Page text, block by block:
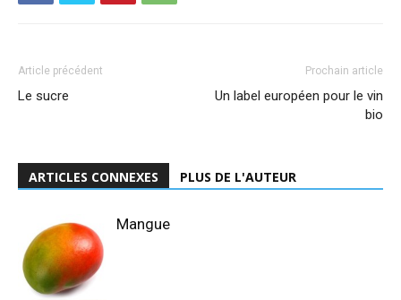
Article précédent
Le sucre
Prochain article
Un label européen pour le vin
bio
ARTICLES CONNEXES PLUS DE L'AUTEUR
Mangue